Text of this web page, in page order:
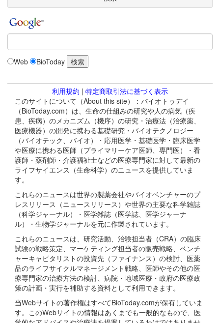
Web BioToday
利用規約 | 特定商取引法に基づく表示
このサイトについて（About this site）：バイオトゥデイ
（BioToday.com）は、生命の仕組みの研究や人の病気（疾
患、疾病）のメカニズム（機序）の研究・治療法（治療薬、
医療機器）の開発に携わる基礎研究・バイオテクノロジー
（バイオテック、バイオ）・応用医学・基礎医学・臨床医学
や医療に携わる医師（プライマリーケア医師、専門医）・看
護師・薬剤師・介護福祉士などの医療専門家に対して最新の
ライフサイエンス（生命科学）のニュースを提供していま
す。
これらのニュースは世界の製薬会社やバイオベンチャーのプ
レスリリース（ニュースリリース）や世界の主要な科学雑誌
（科学ジャーナル）・医学雑誌（医学誌、医学ジャーナ
ル）・生物学ジャーナルを元に作製されています。
これらのニュースは、研究活動、治験担当者（CRA）の臨床
試験の戦略策定、マーケティング担当者の販売戦略、ベンチ
ャーキャピタリストの投資先（ファイナンス）の検討、医薬
品のライフサイクルマネージメント戦略、医師やその他の医
療専門家の治療方法の検討、病院・地域医療・政府の医療政
策の計画・実行を補助する資料として利用できます。
当Webサイトの著作権はすべてBioToday.comが保有していま
す。このWebサイトの情報はあくまでも一般的なもので、医